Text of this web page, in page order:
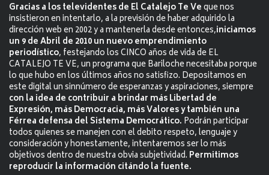
Gracias a los televidentes de El Catalejo Te Veque nos
insistieron en intentarlo, a la previsión de haber adquirido la
dirección web en 2002 y a mantenerla desde entonces,iniciamos
un 9 de Abril de 2010 un nuevo emprendimiento
periodístico, festejando los CINCO años de vida de EL
CATALEJO TE VE, un programa que Bariloche necesitaba porque
lo que hubo en los últimos años no satisfizo. Depositamos en
este digital un sinnúmero de esperanzas y aspiraciones, siempre
con la idea de contribuir a brindar más Libertad de
Expresión, más Democracia, más Valores y también una
Férrea defensa del Sistema Democrático. Podrán participar
todos quienes se manejen con el debito respeto, lenguaje y
consideración y honestamente, intentaremos ser lo más
objetivos dentro de nuestra obvia subjetividad. Permitimos
reproducir la información citándo la fuente.